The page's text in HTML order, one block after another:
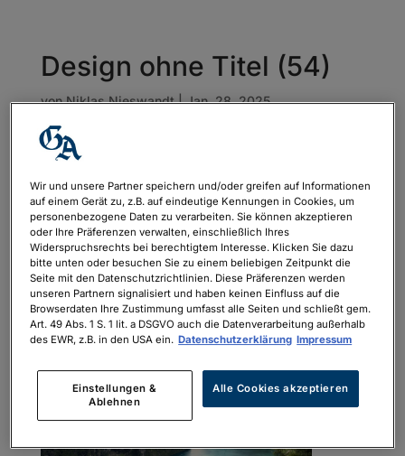
Design ohne Titel (54)
vonNiklas Nieswandt|Jan. 28, 2025
Wir und unsere Partner speichern und/oder greifen auf Informationen
auf einem Gerät zu, z.B. auf eindeutige Kennungen in Cookies, um
personenbezogene Daten zu verarbeiten. Sie können akzeptieren
oder Ihre Präferenzen verwalten, einschließlich Ihres
Widerspruchsrechts bei berechtigtem Interesse. Klicken Sie dazu
bitte unten oder besuchen Sie zu einem beliebigen Zeitpunkt die
Seite mit den Datenschutzrichtlinien. Diese Präferenzen werden
unseren Partnern signalisiert und haben keinen Einfluss auf die
Browserdaten Ihre Zustimmung umfasst alle Seiten und schließt gem.
Art. 49 Abs. 1 S. 1 lit. a DSGVO auch die Datenverarbeitung außerhalb
des EWR, z.B. in den USA ein. Datenschutzerklärung Impressum
Einstellungen &
Ablehnen
Alle Cookies akzeptieren